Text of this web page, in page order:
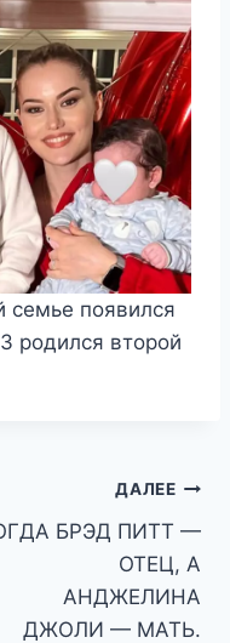
семье появился
родился второй
ДАЛЕЕ
БРЭД ПИТТ —
ОТЕЦ, А
АНДЖЕЛИНА
ДЖОЛИ — МАТЬ.